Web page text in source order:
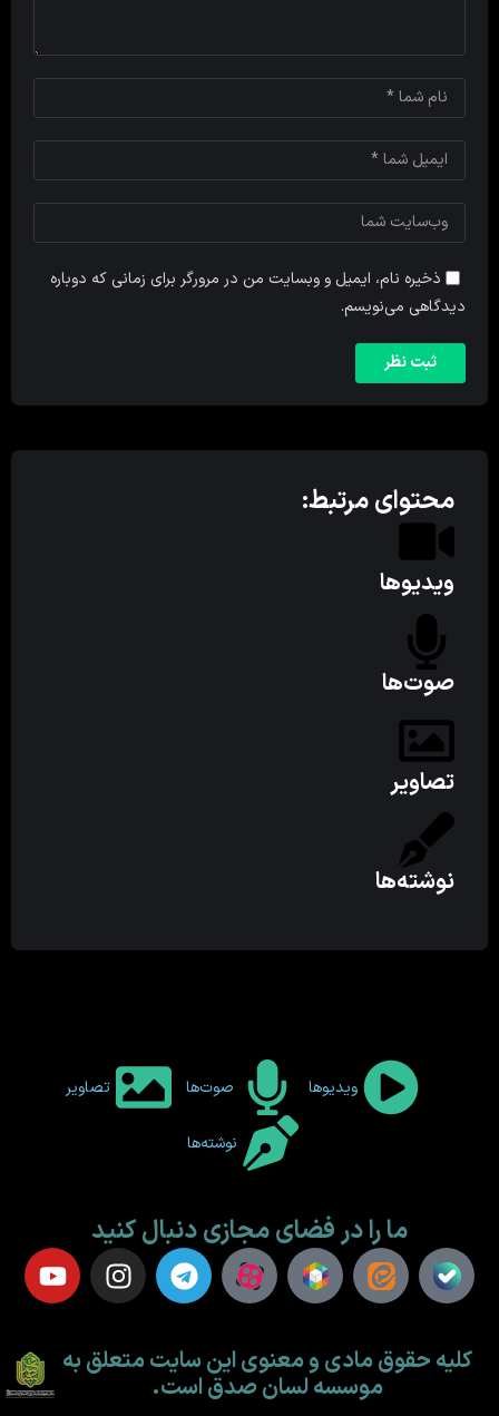
ذخیره نام، ایمیل و وبسایت من در مرورگر برای زمانی که دوباره
دیدگاهی می‌نویسم.
محتوای مرتبط:
ویدیوها
صوت‌ها
تصاویر
نوشته‌ها
ویدیوها صوت‌ها تصاویر
نوشته‌ها
ما را در فضای مجازی دنبال کنید
کلیه حقوق مادی و معنوی این سایت متعلق به
موسسه لسان صدق است.